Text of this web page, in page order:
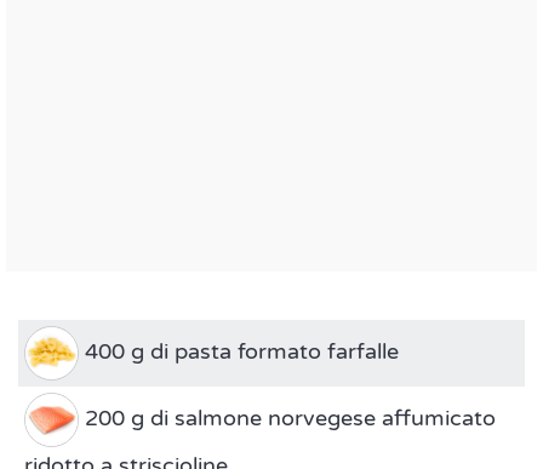
400 g di pasta formato farfalle
200 g di salmone norvegese affumicato